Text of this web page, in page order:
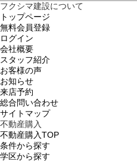
フクシマ建設について
トップページ
無料会員登録
ログイン
会社概要
スタッフ紹介
お客様の声
お知らせ
来店予約
総合問い合わせ
サイトマップ
不動産購入
不動産購入TOP
条件から探す
学区から探す